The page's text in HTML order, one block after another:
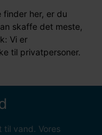
her, er du
skaffe det meste,
Vi er
til privatpersoner.
til vand. Vores